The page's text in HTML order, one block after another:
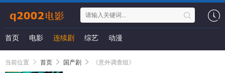
首页 电影 连续剧 综艺 动漫
当前位置 首页 国产剧 《意外调查组》